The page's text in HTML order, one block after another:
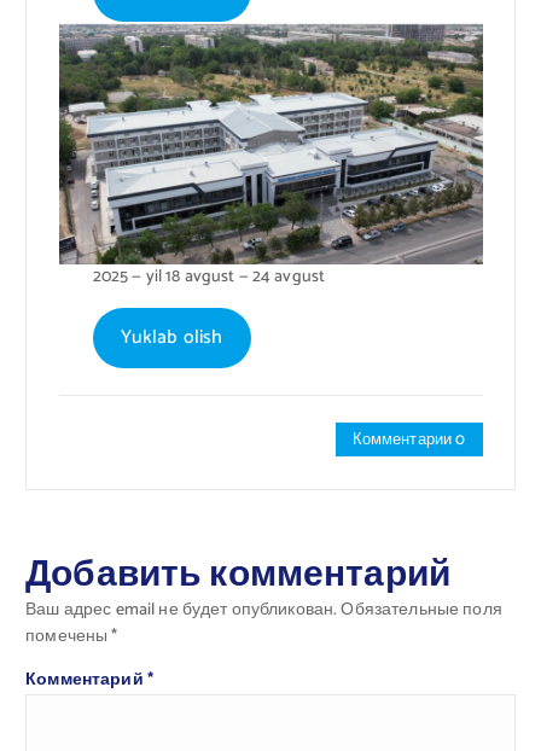
2025 — yil 18 avgust — 24 avgust
Yuklab olish
Комментарии 0
Добавить комментарий
Ваш адрес email не будет опубликован.Обязательные поля
помечены*
Комментарий*